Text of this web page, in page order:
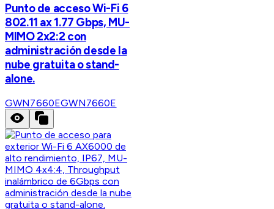
Punto de acceso Wi-Fi 6
802.11 ax 1.77 Gbps, MU-
MIMO 2x2:2 con
administración desde la
nube gratuita o stand-
alone.
GWN7660EGWN7660E